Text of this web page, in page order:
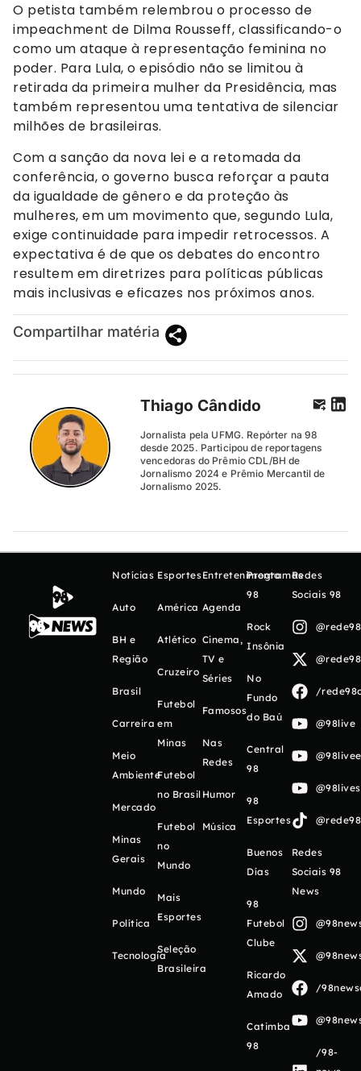
O petista também relembrou o processo de
impeachment de Dilma Rousseff, classificando-o
como um ataque à representação feminina no
poder. Para Lula, o episódio não se limitou à
retirada da primeira mulher da Presidência, mas
também representou uma tentativa de silenciar
milhões de brasileiras.
Com a sanção da nova lei e a retomada da
conferência, o governo busca reforçar a pauta
da igualdade de gênero e da proteção às
mulheres, em um movimento que, segundo Lula,
exige continuidade para impedir retrocessos. A
expectativa é de que os debates do encontro
resultem em diretrizes para políticas públicas
mais inclusivas e eficazes nos próximos anos.
Compartilhar matéria
Thiago Cândido
Jornalista pela UFMG. Repórter na 98
desde 2025. Participou de reportagens
vencedoras do Prêmio CDL/BH de
Jornalismo 2024 e Prêmio Mercantil de
Jornalismo 2025.
Notícias
Auto
BH e
Região
Brasil
Carreira
Meio
Ambiente
Mercado
Minas
Gerais
Mundo
Política
Tecnologia
Esportes
América
Atlético
Cruzeiro
Futebol
em
Minas
Futebol
no Brasil
Futebol
no
Mundo
Mais
Esportes
Seleção
Brasileira
Entretenimento
Agenda
Cinema,
TV e
Séries
Famosos
Nas
Redes
Humor
Música
Programas
98
Rock
Insônia
No
Fundo
do Baú
Central
98
98
Esportes
Buenos
Días
98
Futebol
Clube
Ricardo
Amado
Catimba
98
Redes
Sociais 98
/
@98live
Redes
Sociais 98
News
/
/98-